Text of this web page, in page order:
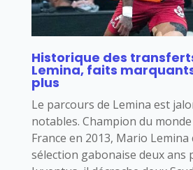
Historique des
Lemina, faits
plus
Le parcours de Lemina est
notables. Champion du monde
France en 2013, Mario Lemina
sélection gabonaise deux ans